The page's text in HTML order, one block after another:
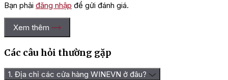
Bạn phải đăng nhập để gửi đánh giá.
Xem thêm
Các câu hỏi thường gặp
1. Địa chỉ các cửa hàng WINEVN ở đâu?